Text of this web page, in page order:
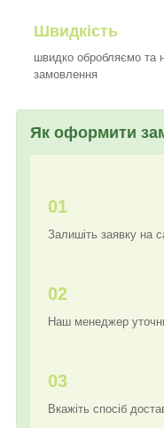
Швидкість
швидко обробляємо та
замовлення
Як оформити
01
Залишіть заявку на
02
Наш менеджер
03
Вкажіть спосіб